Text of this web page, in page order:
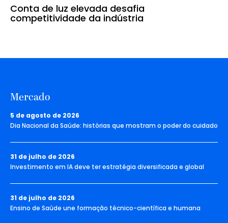
Conta de luz elevada desafia
competitividade da indústria
Mercado
5 de agosto de 2026
Dia Nacional da Saúde: histórias que mostram o poder do cuidado
31 de julho de 2026
Investimento em IA deve ter estratégia diversificada e global
31 de julho de 2026
Ensino de Saúde une formação técnico-científica e humana